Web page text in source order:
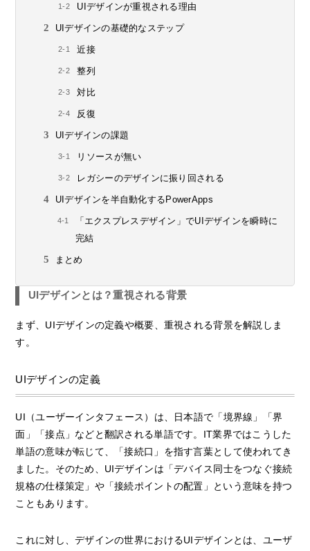
UIデザインが重視される理由
UIデザインの基礎的なステップ
近接
整列
対比
反復
UIデザインの課題
リソースが無い
レガシーのデザインに振り回される
UIデザインを半自動化するPowerApps
「エクスプレスデザイン」でUIデザインを瞬時に
完結
まとめ
UIデザインとは？重視される背景
まず、UIデザインの定義や概要、重視される背景を解説しま
す。
UIデザインの定義
UI（ユーザーインタフェース）は、日本語で「境界線」「界
面」「接点」などと翻訳される単語です。IT業界ではこうした
単語の意味が転じて、「接続口」を指す言葉として使われてき
ました。そのため、UIデザインは「デバイス同士をつなぐ接続
規格の仕様策定」や「接続ポイントの配置」という意味を持つ
こともあります。
これに対し、デザインの世界におけるUIデザインとは、ユーザ